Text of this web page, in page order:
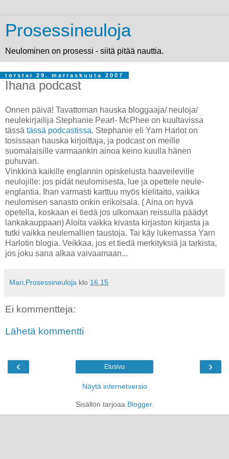
Prosessineuloja
Neulominen on prosessi - siitä pitää nauttia.
torstai 29. marraskuuta 2007
Ihana podcast
Onnen päivä! Tavattoman hauska bloggaaja/ neuloja/
neulekirjailija Stephanie Pearl- McPhee on kuultavissa
tässä tässä podcastissa. Stephanie eli Yarn Harlot on
tosissaan hauska kirjoittaja, ja podcast on meille
suomalaisille varmaankin ainoa keino kuulla hänen
puhuvan.
Vinkkinä kaikille englannin opiskelusta haaveileville
neulojille: jos pidät neulomisesta, lue ja opettele neule-
englantia. Ihan varmasti karttuu myös kielitaito, vaikka
neulomisen sanasto onkin erikoisala. ( Aina on hyvä
opetella, koskaan ei tiedä jos ulkomaan reissulla päädyt
lankakauppaan) Aloita vaikka kivasta kirjaston kirjasta ja
tutki vaikka neulemallien taustoja. Tai käy lukemassa Yarn
Harlotin blogia. Veikkaa, jos et tiedä merkityksiä ja tarkista,
jos joku sana alkaa vaivaamaan...
Mari,Prosessineuloja klo 16.15
Ei kommentteja:
Lähetä kommentti
‹ ›
Etusivu
Näytä internetversio
Sisällön tarjoaa Blogger.